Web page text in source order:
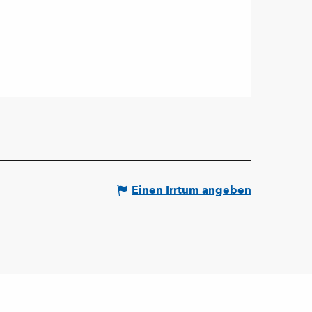
Einen Irrtum angeben